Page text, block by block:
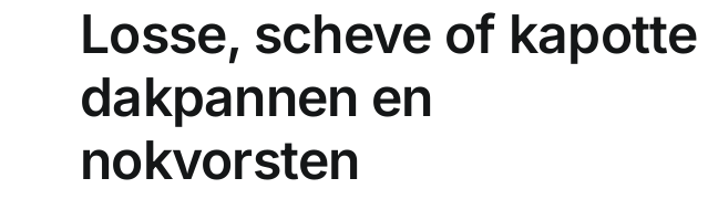
Losse, scheve of kapotte
dakpannen en
nokvorsten